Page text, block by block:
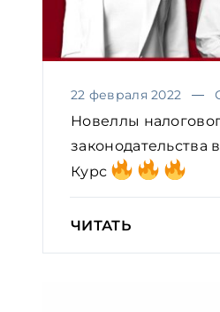
22 февраля 2022
Новеллы
законодательства
Курс
ЧИТАТЬ